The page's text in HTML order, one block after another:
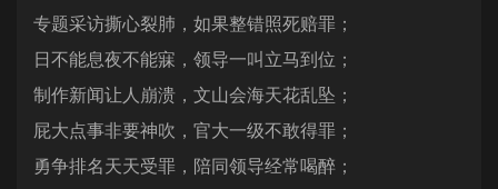
专题采访撕心裂肺，如果整错照死赔罪；
日不能息夜不能寐，领导一叫立马到位；
制作新闻让人崩溃，文山会海天花乱坠；
屁大点事非要神吹，官大一级不敢得罪；
勇争排名天天受罪，陪同领导经常喝醉；